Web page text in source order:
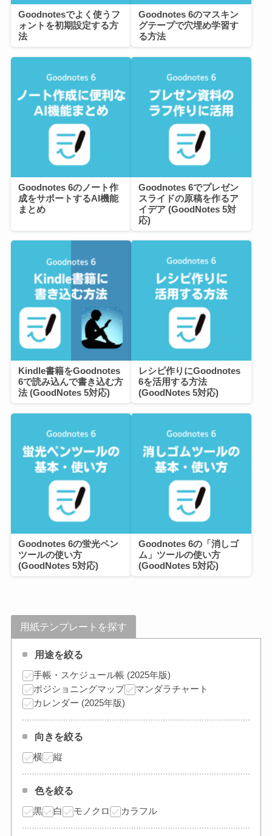
Goodnotesでよく使うフ
ォントを初期設定する方
法
Goodnotes 6のマスキン
グテープで穴埋め学習す
る方法
Goodnotes 6のノート作
成をサポートするAI機能
まとめ
Goodnotes 6でプレゼン
スライドの原稿を作るア
イデア (GoodNotes 5対
応)
Kindle書籍をGoodnotes
6で読み込んで書き込む方
法 (GoodNotes 5対応)
レシピ作りにGoodnotes
6を活用する方法
(GoodNotes 5対応)
Goodnotes 6の蛍光ペン
ツールの使い方
(GoodNotes 5対応)
Goodnotes 6の「消しゴ
ム」ツールの使い方
(GoodNotes 5対応)
用紙テンプレートを探す
用途を絞る
手帳・スケジュール帳 (2025年版)
ポジショニングマップ
マンダラチャート
カレンダー (2025年版)
向きを絞る
横 縦
色を絞る
黒 白 モノクロ カラフル